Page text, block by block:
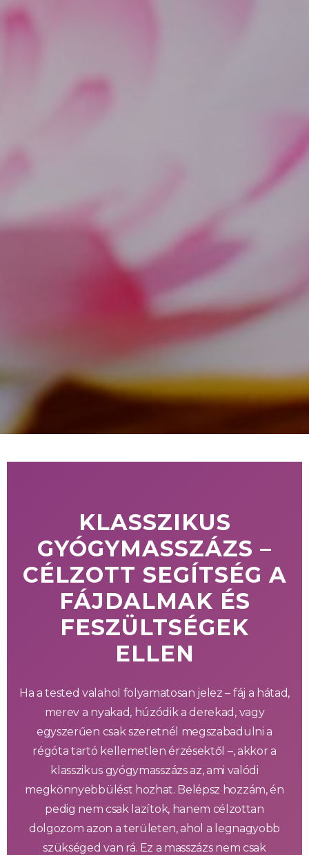
KLASSZIKUS
GYÓGYMASSZÁZS –
CÉLZOTT SEGÍTSÉG A
FÁJDALMAK ÉS
FESZÜLTSÉGEK
ELLEN
Ha a tested valahol folyamatosan jelez – fáj a hátad,
merev a nyakad, húzódik a derekad, vagy
egyszerűen csak szeretnél megszabadulni a
régóta tartó kellemetlen érzésektől –, akkor a
klasszikus gyógymasszázs az, ami valódi
megkönnyebbülést hozhat. Belépsz hozzám, én
pedig nem csak lazítok, hanem célzottan
dolgozom azon a területen, ahol a legnagyobb
szükséged van rá. Ez a masszázs nem csak